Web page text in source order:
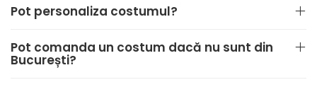
Pot personaliza costumul?
Pot comanda un costum dacă nu sunt din
București?